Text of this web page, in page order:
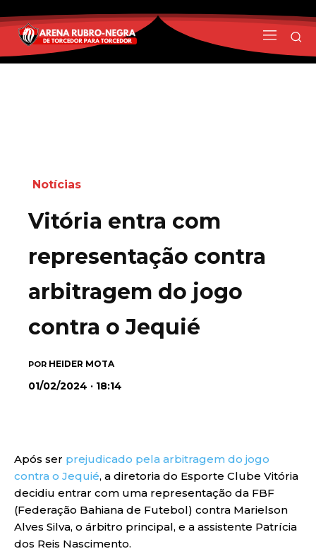
Notícias
Vitória entra com
representação contra
arbitragem do jogo
contra o Jequié
POR HEIDER MOTA
01/02/2024 · 18:14
Após ser prejudicado pela arbitragem do jogo
contra o Jequié, a diretoria do Esporte Clube Vitória
decidiu entrar com uma representação da FBF
(Federação Bahiana de Futebol) contra Marielson
Alves Silva, o árbitro principal, e a assistente Patrícia
dos Reis Nascimento.